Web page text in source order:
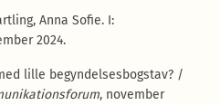
Anna Sofie. I:
2024.
lille begyndelsesbogstav? /
, november